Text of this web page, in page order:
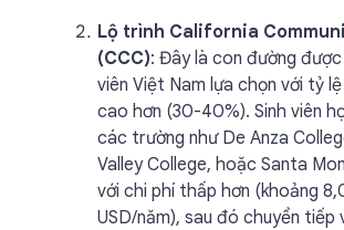
Lộ trình California
(CCC): Đây là con đường được
viên Việt Nam lựa chọn với tỷ
cao hơn (30-40%). Sinh viên
các trường như De Anza
Valley College, hoặc Santa
với chi phí thấp hơn (khoảng
USD/năm), sau đó chuyển tiếp